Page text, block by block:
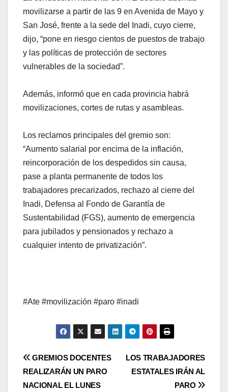
movilizarse a partir de las 9 en Avenida de Mayo y
San José, frente a la sede del Inadi, cuyo cierre,
dijo, “pone en riesgo cientos de puestos de trabajo
y las políticas de protección de sectores
vulnerables de la sociedad”.
Además, informó que en cada provincia habrá
movilizaciones, cortes de rutas y asambleas.
Los reclamos principales del gremio son:
“Aumento salarial por encima de la inflación,
reincorporación de los despedidos sin causa,
pase a planta permanente de todos los
trabajadores precarizados, rechazo al cierre del
Inadi, Defensa al Fondo de Garantía de
Sustentabilidad (FGS), aumento de emergencia
para jubilados y pensionados y rechazo a
cualquier intento de privatización”.
#Ate #movilización #paro #inadi
Post
navigation
LOS TRABAJADORES
ESTATALES IRÁN AL
PARO
GREMIOS DOCENTES
REALIZARÁN UN PARO
NACIONAL EL LUNES